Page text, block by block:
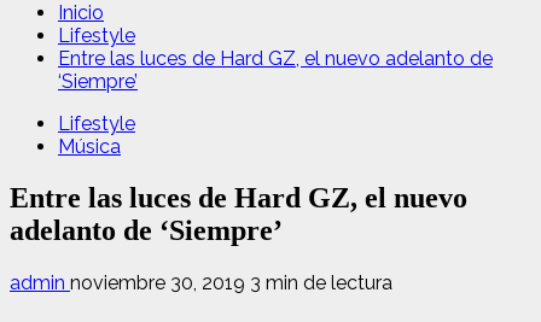
Inicio
Lifestyle
Entre las luces de Hard GZ, el nuevo adelanto de
‘Siempre’
Lifestyle
Música
Entre las luces de Hard GZ, el nuevo
adelanto de ‘Siempre’
admin noviembre 30, 2019 3 min de lectura